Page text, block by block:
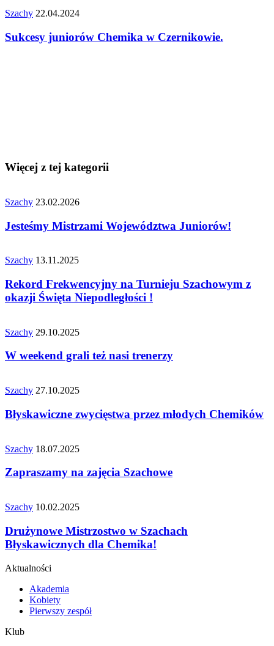
Szachy 22.04.2024
Sukcesy juniorów Chemika w Czernikowie.
Więcej z tej kategorii
Szachy 23.02.2026
Jesteśmy Mistrzami Województwa Juniorów!
Szachy 13.11.2025
Rekord Frekwencyjny na Turnieju Szachowym z
okazji Święta Niepodległości !
Szachy 29.10.2025
W weekend grali też nasi trenerzy
Szachy 27.10.2025
Błyskawiczne zwycięstwa przez młodych Chemików
Szachy 18.07.2025
Zapraszamy na zajęcia Szachowe
Szachy 10.02.2025
Drużynowe Mistrzostwo w Szachach
Błyskawicznych dla Chemika!
Aktualności
Akademia
Kobiety
Pierwszy zespół
Klub